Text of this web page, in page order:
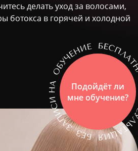
делать уход за волосами,
ботокса в горячей и холодной
Подойдёт ли
мне обучение?